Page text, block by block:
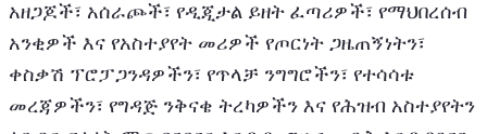
አዘጋጆች፣ አሰራጮች፣ የዲጂታል ይዘት ፈጣሪዎች፣ የማህበረሰብ
አንቂዎች እና የአስተያየት መሪዎች የጦርነት ጋዜጠኝነትን፣
ቀስቃሽ ፕሮፓጋንዳዎችን፣ የጥላቻ ንግግሮችን፣ የተሳሳቱ
መረጃዎችን፣ የግዳጅ ንቅናቄ ትረካዎችን እና የሕዝብ አስተያየትን